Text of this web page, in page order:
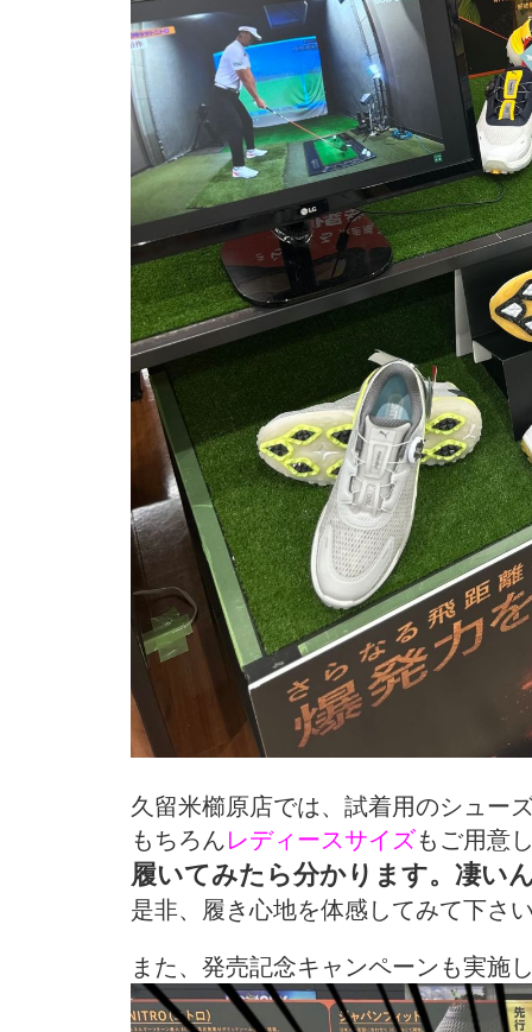
久留米櫛原店では、試着用のシュー
もちろんレディースサイズもご用意
履いてみたら分かります。凄い
是非、履き心地を体感してみて下さ
また、発売記念キャンペーンも実施